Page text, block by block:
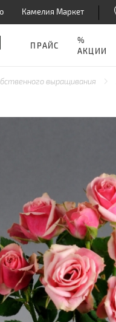
Камелия Маркет
ПРАЙС
%
АКЦИИ
выращивания